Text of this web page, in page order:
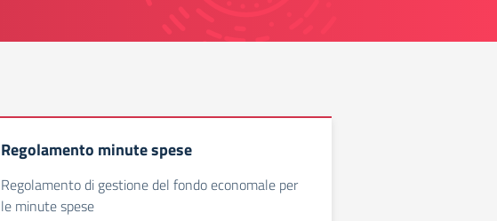
Regolamento minute spese
Regolamento di gestione del fondo economale per
le minute spese